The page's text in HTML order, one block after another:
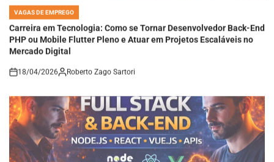
POSTED
Carreira em Tecnologia: Como se Tornar Desenvolvedor Back-End
PHP ou Mobile Flutter Pleno e Atuar em Projetos Escaláveis no
Mercado Digital
on